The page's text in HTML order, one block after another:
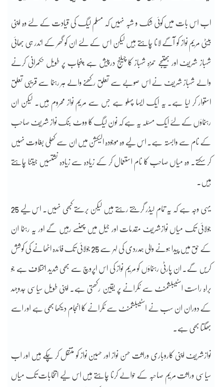
اب اس بات میں کوئی شک و شبہ نہیں کہ مسلم لیگ کی قیادت کے لئے وہ اپنی
بیٹی مریم نواز کو آگے لانا چاہتے ہیں لیکن اس کے لئے ان کو گھر کے اندر ہی بھائی
شہباز شریف اور بھتیجے حمزہ شہباز کا چیلنج درپیش ہے ،پنجاب پر طویل حکمرانی کرنے
والے شہباز شریف نے اس صوبے سے تعلق رکھنے والے ہر رہنما سے قریبی تعلق
استوار کر لیا ہے۔ یہ ایک ایسا پہلو ہے جس سے مریم نواز محروم ہیں۔ لیکن ان
رہنماؤں کے لئے ایک مسئلہ یہ ہے کہ نون لیگ کا ووٹ بنک نواز شریف صاحب
کے نام سے وابستہ ہے۔ اس لیے وہ موجودہ الیکشن میں ان سے کھلی بغاوت نہیں
کر سکتے۔ وہ میاں صاحب کا نام استعمال کر کے زیادہ سے زیادہ نشتسیں جیتنا چاہتے
ہیں۔
یہی وجہ ہے کہ یہ تمام لیڈر گرجتے رہتے ہیں لیکن برستے کبھی نہیں۔ اس لیے 25
جولائی تک میاں نوازشریف مقدمات اور جیل میں پھنسے رہیں گے اور یہ رہنما ان
کے حق میں پیدا ہونے والی ہمدردی کی لہر سے 25 جولائی تک فائدہ اٹھانے کی کوشش
کریں گے۔ ان پارٹی رہنماؤں کو مریم نواز کی اس اپروچ سے بھی شدید اختلاف ہے جو
براہ راست اسٹیبلشمنٹ سے ٹکرانے پر یقین رکھتی ہے۔ اپنی طویل سیاسی جدوجہد
کے دوران ان سب نے اسٹیبلشمنٹ سے ٹکرانے کا انجام دیکھا بھی ہے اور اسے
بھگتا بھی ہے۔
نوازشریف اپنی کاروباری وراثت حسن نواز اور حسین نواز کو منتقل کر چکے ہیں اور اب
سیاسی وراثت مریم صاحبہ کے حوالے کرنا چاہتے ہیں اس لیے انتخابات تک میاں